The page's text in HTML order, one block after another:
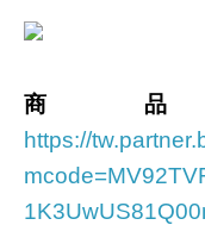
商
https://